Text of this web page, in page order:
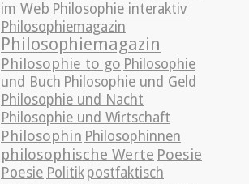
im Web Philosophie interaktiv
Philosophiemagazin
Philosophiemagazin
Philosophie to go Philosophie
und Buch Philosophie und Geld
Philosophie und Nacht
Philosophie und Wirtschaft
Philosophin Philosophinnen
philosophische Werte Poesie
Poesie Politik postfaktisch